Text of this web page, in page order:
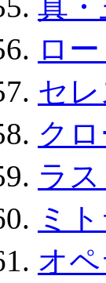
ロ
セ
ク
ラ
ミ
オ